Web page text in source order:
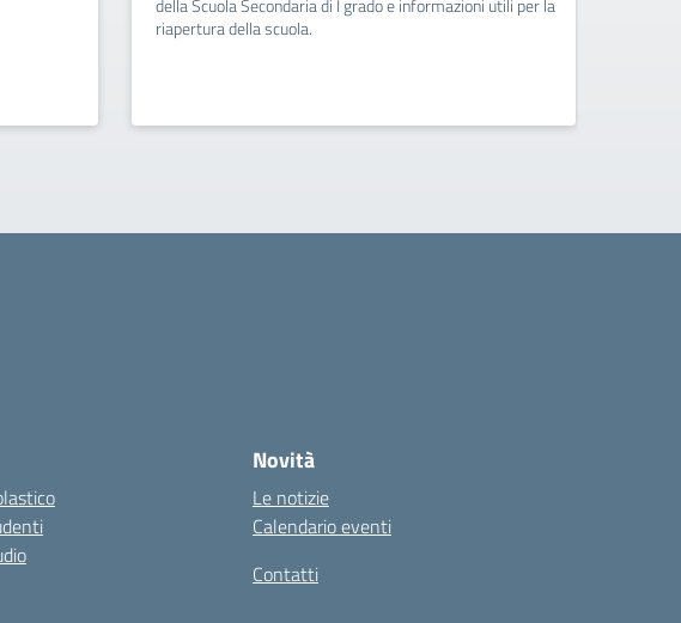
della Scuola Secondaria di I grado e informazioni utili per la
riapertura della scuola.
Novità
Le notizie
Calendario eventi
Contatti